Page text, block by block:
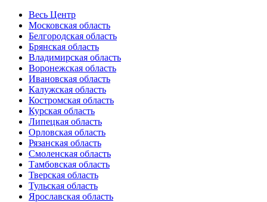
Весь Центр
Московская область
Белгородская область
Брянская область
Владимирская область
Воронежская область
Ивановская область
Калужская область
Костромская область
Курская область
Липецкая область
Орловская область
Рязанская область
Смоленская область
Тамбовская область
Тверская область
Тульская область
Ярославская область